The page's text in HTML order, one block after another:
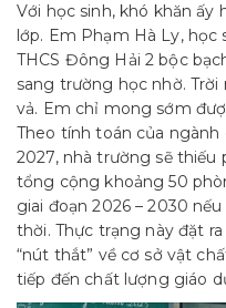
Với học sinh, khó khăn
lớp. Em Phạm Hà Ly, học
THCS Đông Hải 2 bộc
sang trường học nhờ.
vả. Em chỉ mong sớm
Theo tính toán của ngành
2027, nhà trường sẽ thiếu
tổng cộng khoảng 50
giai đoạn 2026 – 2030
thời. Thực trạng này đặt
“nút thắt” về cơ sở vật
tiếp đến chất lượng giáo